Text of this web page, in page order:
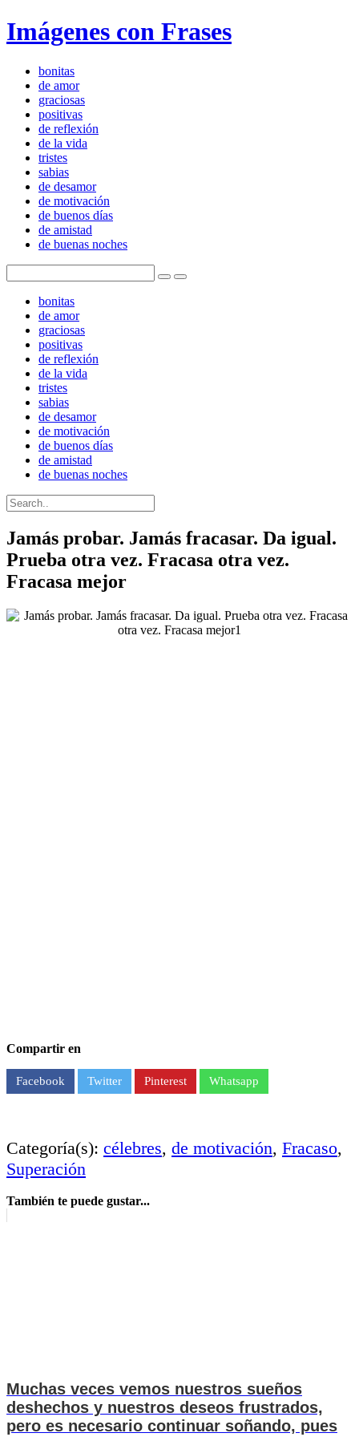
Imágenes con Frases
bonitas
de amor
graciosas
positivas
de reflexión
de la vida
tristes
sabias
de desamor
de motivación
de buenos días
de amistad
de buenas noches
bonitas
de amor
graciosas
positivas
de reflexión
de la vida
tristes
sabias
de desamor
de motivación
de buenos días
de amistad
de buenas noches
Jamás probar. Jamás fracasar. Da igual.
Prueba otra vez. Fracasa otra vez.
Fracasa mejor
Compartir en
Facebook Twitter Pinterest Whatsapp
Categoría(s): célebres, de motivación, Fracaso,
Superación
También te puede gustar...
Muchas veces vemos nuestros sueños
deshechos y nuestros deseos frustrados,
pero es necesario continuar soñando, pues